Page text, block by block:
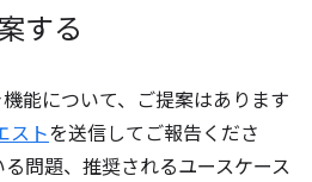
する
能について、ご提案はあります
ストを送信してご報告くださ
問題、推奨されるユースケース